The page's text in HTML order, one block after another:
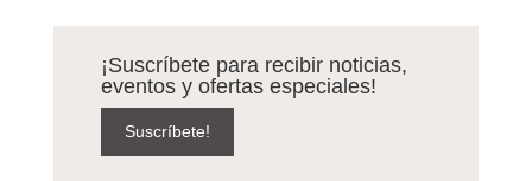
¡Suscríbete para recibir noticias,
eventos y ofertas especiales!
Suscríbete!